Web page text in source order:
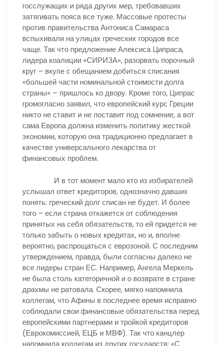
госслужащих и ряда других мер, требовавших
затягивать пояса все туже. Массовые протесты
против правительства Антониса Самараса
вспыхивали на улицах греческих городов все
чаще. Так что предложение Алексиса Ципраса,
лидера коалиции «СИРИЗА», разорвать порочный
круг – вкупе с обещанием добиться списания
«большей части номинальной стоимости долга
страны» – пришлось ко двору. Кроме того, Ципрас
громогласно заявил, что европейский курс Греции
никто не ставит и не поставит под сомнение, а вот
сама Европа должна изменить политику жесткой
экономии, которую она традиционно предлагает в
качестве универсального лекарства от
финансовых проблем.
И в тот момент мало кто из избирателей
услышал ответ кредиторов, однозначно давших
понять: греческий долг списан не будет. И более
того – если страна откажется от соблюдения
принятых на себя обязательств, то ей придется не
только забыть о новых кредитах, но и, вполне
вероятно, распрощаться с еврозоной. С последним
утверждением, правда, были согласны далеко не
все лидеры стран ЕС. Например, Ангела Меркель
не была столь категоричной и о возврате в стране
драхмы не ратовала. Скорее, мягко напомнила
коллегам, что Афины в последнее время исправно
соблюдали свои финансовые обязательства перед
европейскими партнерами и тройкой кредиторов
(Еврокомиссией, ЕЦБ и МВФ). Так что канцлер
напомнила коллегам из других государств: «С